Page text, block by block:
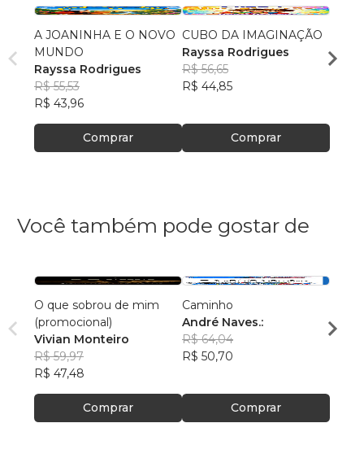
A JOANINHA E O NOVO
MUNDO
Rayssa Rodrigues
R$ 55,53
R$ 43,96
Comprar
CUBO DA IMAGINAÇÃO
Rayssa Rodrigues
R$ 56,65
R$ 44,85
Comprar
R$
Você também pode gostar de
O que sobrou de mim
(promocional)
Vivian Monteiro
R$ 59,97
R$ 47,48
Comprar
Caminho
André Naves.:
R$ 64,04
R$ 50,70
Comprar